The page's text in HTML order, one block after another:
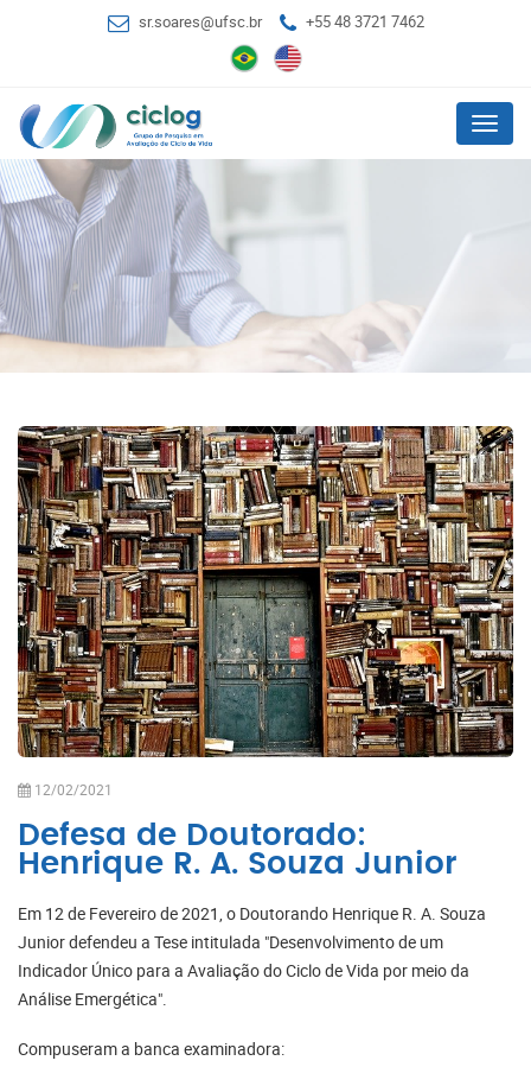
sr.soares@ufsc.br +55 48 3721 7462
Menu
12/02/2021
Defesa de Doutorado:
Henrique R. A. Souza Junior
Em 12 de Fevereiro de 2021, o Doutorando Henrique R. A. Souza
Junior defendeu a Tese intitulada "Desenvolvimento de um
Indicador Único para a Avaliação do Ciclo de Vida por meio da
Análise Emergética".
Compuseram a banca examinadora: